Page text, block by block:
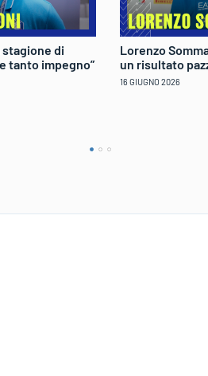
stagione di
tanto impegno”
Lorenzo
un risultato
16 GIUGNO 2026